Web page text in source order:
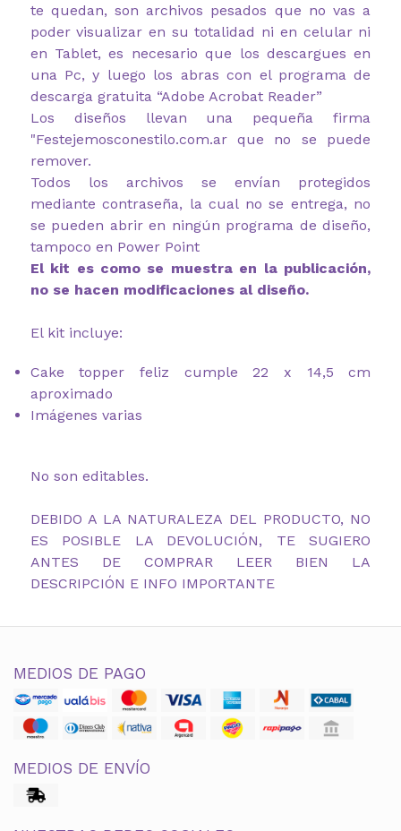
te quedan, son archivos pesados que no vas a
poder visualizar en su totalidad ni en celular ni
en Tablet, es necesario que los descargues en
una Pc, y luego los abras con el programa de
descarga gratuita “Adobe Acrobat Reader”
Los diseños llevan una pequeña firma
"Festejemosconestilo.com.ar que no se puede
remover.
Todos los archivos se envían protegidos
mediante contraseña, la cual no se entrega, no
se pueden abrir en ningún programa de diseño,
tampoco en Power Point
El kit es como se muestra en la publicación,
no se hacen modificaciones al diseño.
El kit incluye:
Cake topper feliz cumple 22 x 14,5 cm
aproximado
Imágenes varias
No son editables.
DEBIDO A LA NATURALEZA DEL PRODUCTO, NO
ES POSIBLE LA DEVOLUCIÓN, TE SUGIERO
ANTES DE COMPRAR LEER BIEN LA
DESCRIPCIÓN E INFO IMPORTANTE
MEDIOS DE PAGO
MEDIOS DE ENVÍO